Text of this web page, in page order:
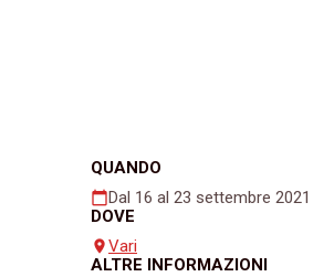
QUANDO
calendar_todayDal 16 al 23 settembre 2021
DOVE
placeVari
ALTRE INFORMAZIONI